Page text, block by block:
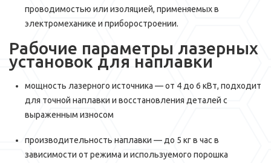
проводимостью или изоляцией, применяемых в
электромеханике и приборостроении.
Рабочие параметры лазерных
установок для наплавки
мощность лазерного источника — от 4 до 6 кВт, подходит
для точной наплавки и восстановления деталей с
выраженным износом
производительность наплавки — до 5 кг в час в
зависимости от режима и используемого порошка